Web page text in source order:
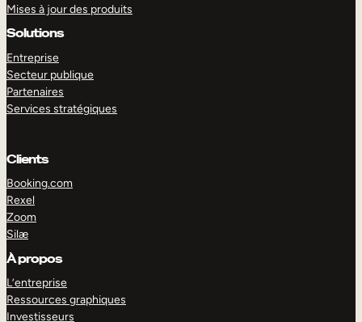
Mises à jour des produits
Solutions
Entreprise
Secteur publique
Partenaires
Services stratégiques
Clients
Booking.com
Rexel
Zoom
Silæ
À propos
L’entreprise
Ressources graphiques
Investisseurs